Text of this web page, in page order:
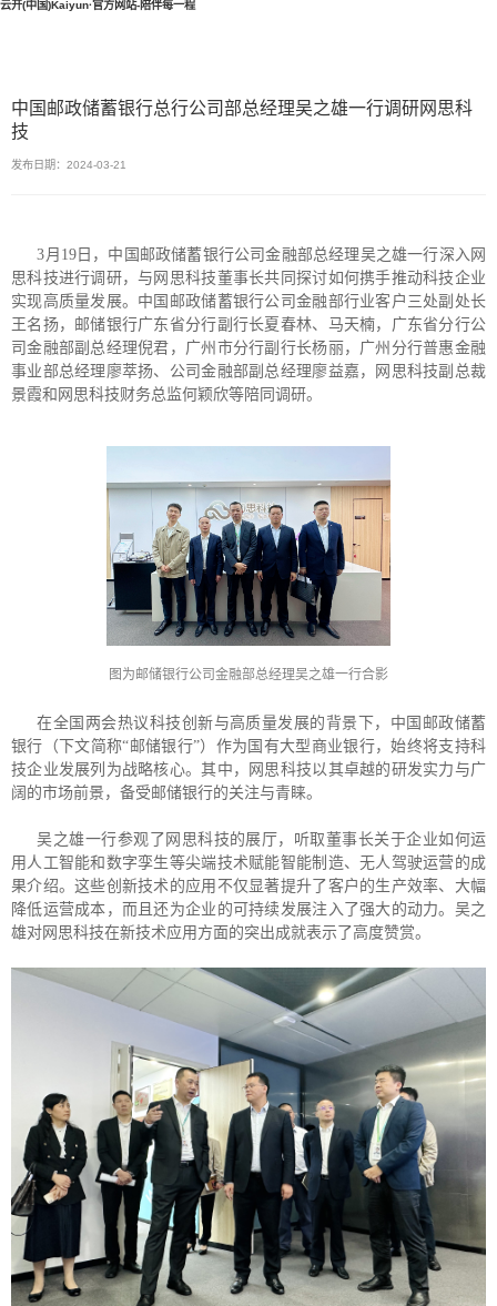
云开(中国)Kaiyun·官方网站-陪伴每一程
中国邮政储蓄银行总行公司部总经理吴之雄一行调研网思科
技
发布日期：2024-03-21
3月19日，中国邮政储蓄银行公司金融部总经理吴之雄一行深入网
思科技进行调研，与网思科技董事长共同探讨如何携手推动科技企业
实现高质量发展。中国邮政储蓄银行公司金融部行业客户三处副处长
王名扬，邮储银行广东省分行副行长夏春林、马天楠，广东省分行公
司金融部副总经理倪君，广州市分行副行长杨丽，广州分行普惠金融
事业部总经理廖萃扬、公司金融部副总经理廖益嘉，网思科技副总裁
景霞和网思科技财务总监何颖欣等陪同调研。
图为邮储银行公司金融部总经理吴之雄一行合影
在全国两会热议科技创新与高质量发展的背景下，中国邮政储蓄
银行（下文简称“邮储银行”）作为国有大型商业银行，始终将支持科
技企业发展列为战略核心。其中，网思科技以其卓越的研发实力与广
阔的市场前景，备受邮储银行的关注与青睐。
吴之雄一行参观了网思科技的展厅，听取董事长关于企业如何运
用人工智能和数字孪生等尖端技术赋能智能制造、无人驾驶运营的成
果介绍。这些创新技术的应用不仅显著提升了客户的生产效率、大幅
降低运营成本，而且还为企业的可持续发展注入了强大的动力。吴之
雄对网思科技在新技术应用方面的突出成就表示了高度赞赏。